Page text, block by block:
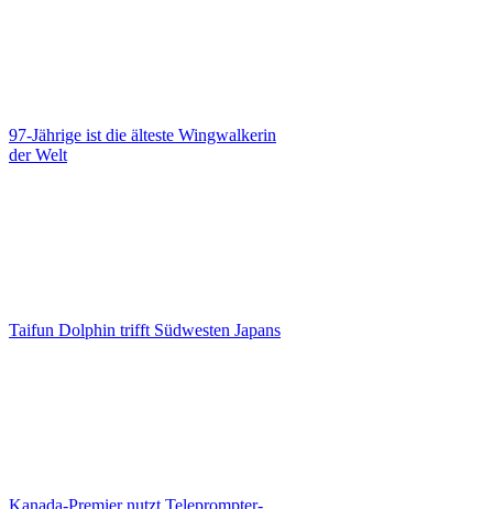
97-Jährige ist die älteste Wingwalkerin
der Welt
Taifun Dolphin trifft Südwesten Japans
Kanada-Premier nutzt Teleprompter-